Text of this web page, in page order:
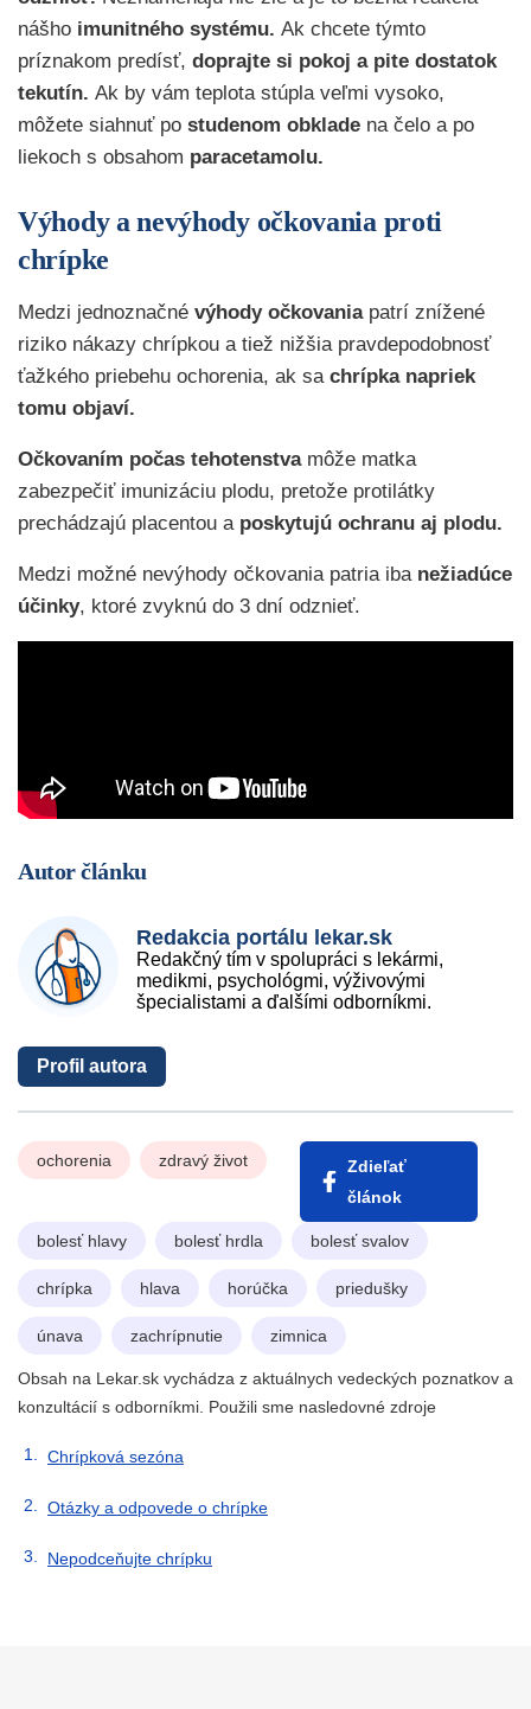
nášho imunitného systému. Ak chcete týmto
príznakom predísť, doprajte si pokoj a pite dostatok
tekutín. Ak by vám teplota stúpla veľmi vysoko,
môžete siahnuť po studenom obklade na čelo a po
liekoch s obsahom paracetamolu.
Výhody a nevýhody očkovania proti
chrípke
Medzi jednoznačné výhody očkovaniapatrí znížené
riziko nákazy chrípkou a tiež nižšia pravdepodobnosť
ťažkého priebehu ochorenia, ak sa chrípka napriek
tomu objaví.
Očkovaním počas tehotenstvamôže matka
zabezpečiť imunizáciu plodu, pretože protilátky
prechádzajú placentou aposkytujú ochranu aj plodu.
Medzi možné nevýhody očkovania patria iba nežiadúce
účinky, ktoré zvyknú do 3 dní odznieť.
Autor článku
Redakcia portálu lekar.sk
Redakčný tím v spolupráci s lekármi,
medikmi, psychológmi, výživovými
špecialistami a ďalšími odborníkmi.
Profil autora
ochorenia zdravý život
Zdieľať
článok
bolesť hlavy bolesť hrdla bolesť svalov
chrípka hlava horúčka priedušky
únava zachrípnutie zimnica
Obsah na Lekar.sk vychádza z aktuálnych vedeckých poznatkov a
konzultácií s odborníkmi. Použili sme nasledovné zdroje
Chrípková sezóna
Otázky a odpovede o chrípke
Nepodceňujte chrípku